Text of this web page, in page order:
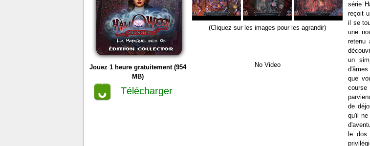
Jouez 1 heure gratuitement (954
MB)
Télécharger
(Cliquez sur les images pour les agrandir)
No Video
série
reçoit
il se
une
retenu
un
que
de
qu'il ne
le dos